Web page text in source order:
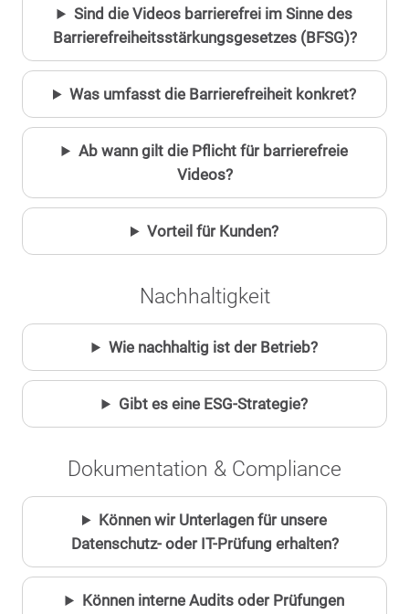
Sind die Videos barrierefrei im Sinne des
Barrierefreiheitsstärkungsgesetzes (BFSG)?
Was umfasst die Barrierefreiheit konkret?
Ab wann gilt die Pflicht für barrierefreie
Videos?
Vorteil für Kunden?
Nachhaltigkeit
Wie nachhaltig ist der Betrieb?
Gibt es eine ESG-Strategie?
Dokumentation & Compliance
Können wir Unterlagen für unsere
Datenschutz- oder IT-Prüfung erhalten?
Können interne Audits oder Prüfungen